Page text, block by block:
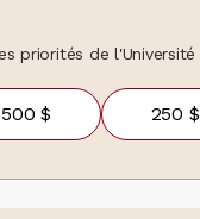
priorités de
500 $ 250 $